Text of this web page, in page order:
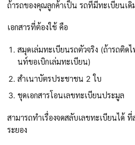
ถ้ารถของคุณลูกค้าเป็น รถที่มีทะเบียนเดิ
เอกสารที่ต้องใช้ คือ
สมุดเล่มทะเบียนรถตัวจริง (ถ้ารถติ
นท์ขอเบิกเล่มทะเบียน)
สำเนาบัตรประชาชน 2 ใบ
ชุดเอกสารโอนเลขทะเบียนประมูล
สามารถทำเรื่องจดสลับเลขทะเบียนได้
ระยอง